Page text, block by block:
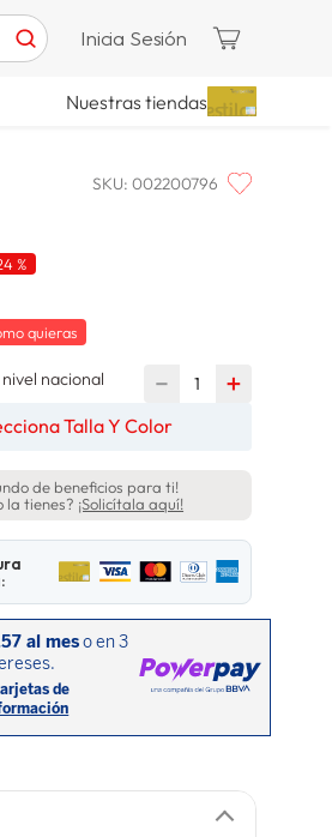
Inicia Sesión
Nuestras tiendas
SKU: 002200796
%
quieras
nacional ＋
－
Talla Y Color
de beneficios para ti!
la tienes? ¡Solicítala aquí!